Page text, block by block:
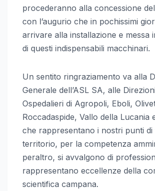
procederanno alla concessione
con l’augurio che in pochissimi
arrivare alla installazione e messa
di questi indispensabili macchinari.
Un sentito ringraziamento va alla
Generale dell’ASL SA, alle
Ospedalieri di Agropoli, Eboli,
Roccadaspide, Vallo della Lucania
che rappresentano i nostri punti
territorio, per la competenza
peraltro, si avvalgono di
rappresentano eccellenze della
scientifica campana.